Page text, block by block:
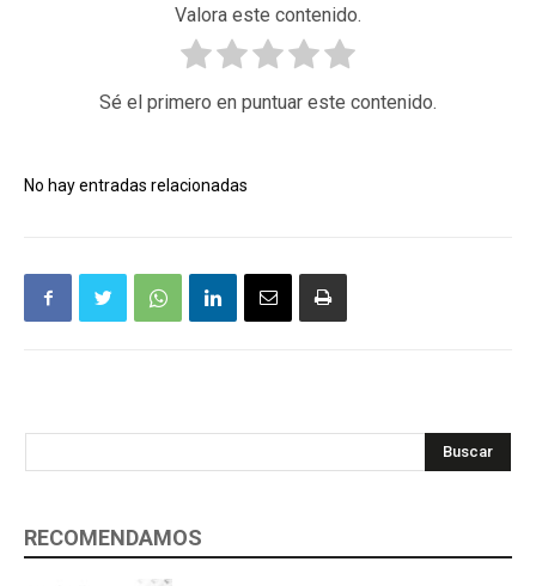
Valora este contenido.
Sé el primero en puntuar este contenido.
No hay entradas relacionadas
Buscar
RECOMENDAMOS